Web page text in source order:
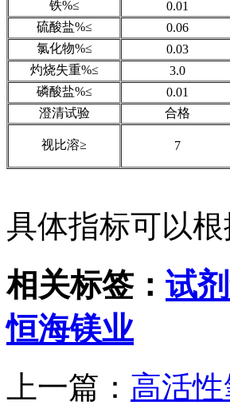
铁%≤
0.01
硫酸盐%≤
0.06
氯化物%≤
0.03
灼烧失重%≤
3.0
磷酸盐%≤
0.01
澄清试验
合格
视比溶≥ 7
具体指标可以
相关标签： 试
恒海镁业
上一篇： 高活